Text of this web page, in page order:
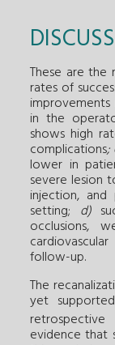
These are the
rates of
in the
shows high
complications;
lower in
severe lesion
injection,
setting; d)
occlusions,
follow-up.
The
yet
evidence that